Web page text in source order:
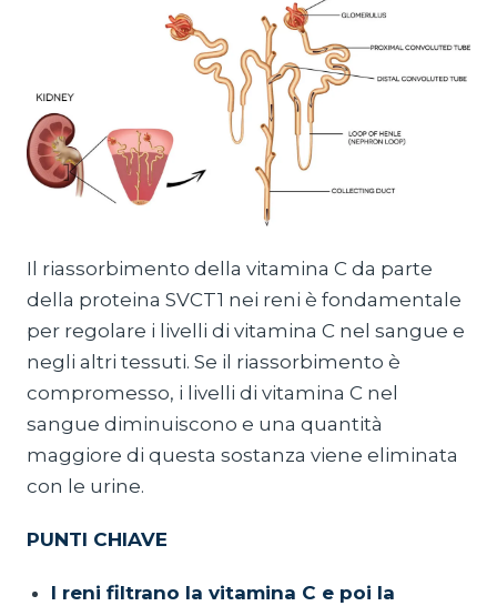
Il riassorbimento della vitamina C da parte
della proteina SVCT1 nei reni è fondamentale
per regolare i livelli di vitamina C nel sangue e
negli altri tessuti. Se il riassorbimento è
compromesso, i livelli di vitamina C nel
sangue diminuiscono e una quantità
maggiore di questa sostanza viene eliminata
con le urine.
PUNTI CHIAVE
I reni filtrano la vitamina C e poi la